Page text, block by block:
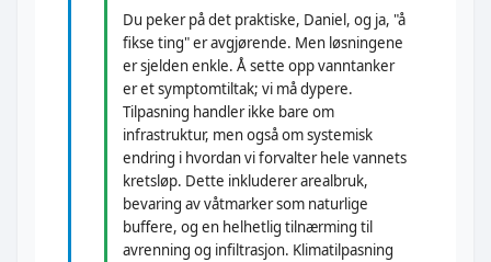
Du peker på det praktiske, Daniel, og ja, "å
fikse ting" er avgjørende. Men løsningene
er sjelden enkle. Å sette opp vanntanker
er et symptomtiltak; vi må dypere.
Tilpasning handler ikke bare om
infrastruktur, men også om systemisk
endring i hvordan vi forvalter hele vannets
kretsløp. Dette inkluderer arealbruk,
bevaring av våtmarker som naturlige
buffere, og en helhetlig tilnærming til
avrenning og infiltrasjon. Klimatilpasning